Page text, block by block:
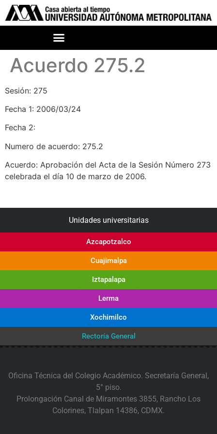
Acuerdo 275.2
Sesión: 275
Fecha 1: 2006/03/24
Fecha 2:
Numero de acuerdo: 275.2
Acuerdo: Aprobación del Acta de la Sesión Número 273
celebrada el día 10 de marzo de 2006.
Unidades universitarias
Azcapotzalco
Cuajimalpa
Iztapalapa
Lerma
Xochimilco
Rectoría General
Oficina Técnica del Colegio Académico. Secretaría General,
5° piso.
Prolongación Canal de Miramontes 3855, Rancho Los
Colorines, Tlalpan 14386, CDMX.